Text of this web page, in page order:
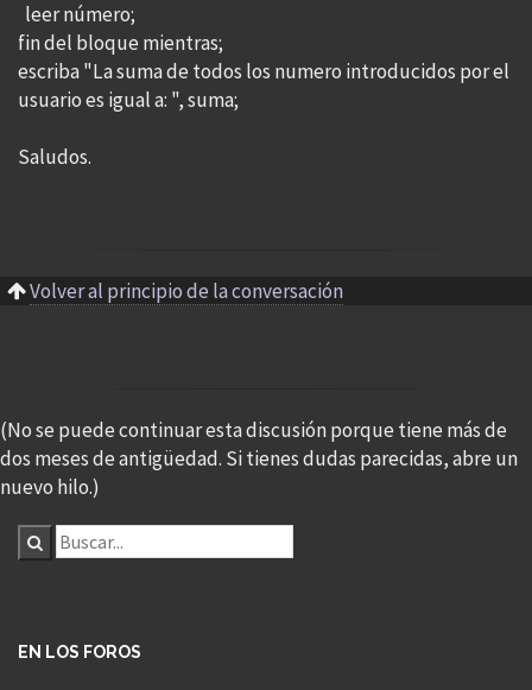
leer número;
fin del bloque mientras;
escriba "La suma de todos los numero introducidos por el
usuario es igual a: ", suma;
Saludos.
Volver al principio de la conversación
(No se puede continuar esta discusión porque tiene más de
dos meses de antigüedad. Si tienes dudas parecidas, abre un
nuevo hilo.)
EN LOS FOROS